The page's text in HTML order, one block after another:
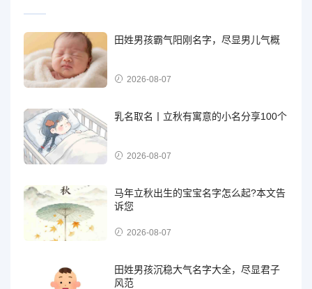
田姓男孩霸气阳刚名字，尽显男儿气概
2026-08-07
乳名取名丨立秋有寓意的小名分享100个
2026-08-07
马年立秋出生的宝宝名字怎么起?本文告
诉您
2026-08-07
田姓男孩沉稳大气名字大全，尽显君子
风范